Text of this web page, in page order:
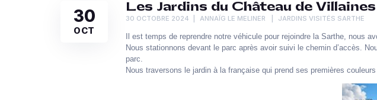
30
OCT
Les Jardins du Château de
30 OCTOBRE 2024 ANNAÏG LE MELINER JARDINS VISITÉS SARTHE
Il est temps de reprendre notre véhicule pour rejoindre la Sarthe, nous
Nous stationnons devant le parc après avoir suivi le chemin d’accès.
parc.
Nous traversons le jardin à la française qui prend ses premières